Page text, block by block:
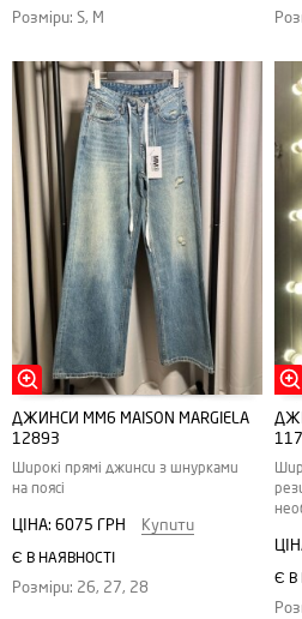
Розміри: S, M
ДЖИНСИ MM6 MAISON MARGIELA
12893
Широкі прямі джинси з шнурками
на поясі
ЦІНА: 6075 ГРН Купити
Є В НАЯВНОСТІ
Розміри: 26, 27, 28 Є В